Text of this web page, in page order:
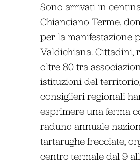
Sono arrivati in
Chianciano Terme,
per la manifestazione
Valdichiana. Cittadini,
oltre 80 tra
istituzioni del
consiglieri regionali
esprimere una ferma
raduno annuale
tartarughe frecciate,
centro termale dal 9